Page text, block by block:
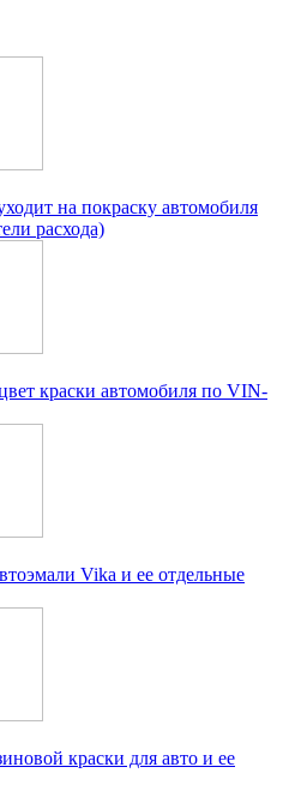
на покраску автомобиля
расхода)
краски автомобиля по VIN-
Vika и ее отдельные
краски для авто и ее